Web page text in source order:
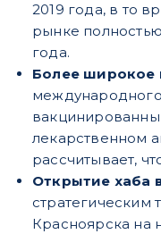
2019 года, в то
рынке
года.
Более широкое
лекарственном
рассчитывает,
Открытие хаба
Красноярска на